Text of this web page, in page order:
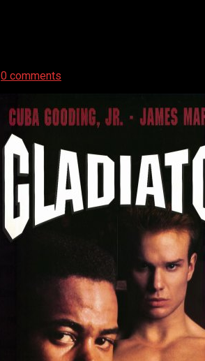
0 comments